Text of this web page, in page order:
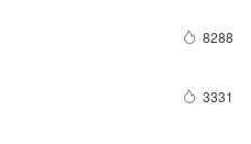
8288
3331